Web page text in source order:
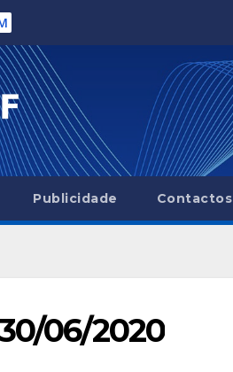
Publicidade Contactos
06/2020